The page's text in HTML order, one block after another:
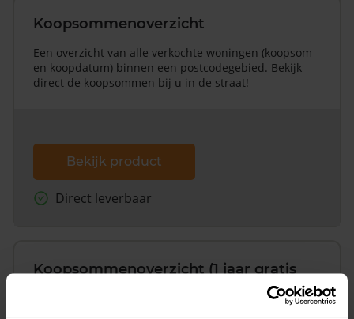
Koopsommenoverzicht
Een overzicht van alle verkochte woningen (koopsom
en koopdatum) binnen een postcodegebied. Bekijk
direct de koopsommen bij u in de straat!
Bekijk product
Direct leverbaar
Koopsommenoverzicht (1 jaar gratis